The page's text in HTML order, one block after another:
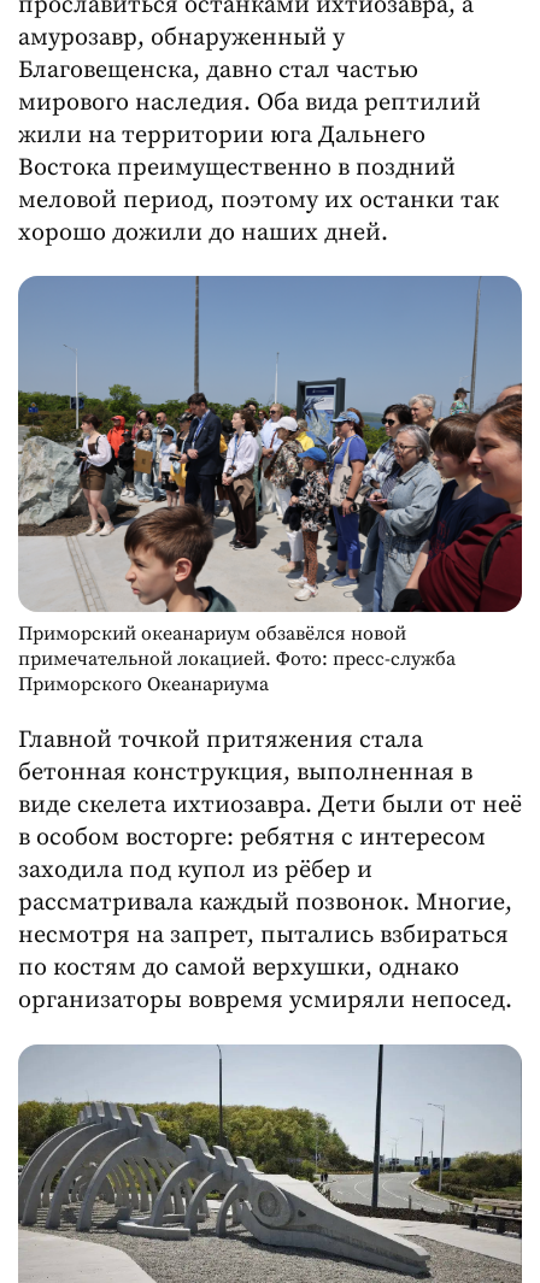
амурозавр, обнаруженный у
Благовещенска, давно стал частью
мирового наследия. Оба вида рептилий
жили на территории юга Дальнего
Востока преимущественно в поздний
меловой период, поэтому их останки так
хорошо дожили до наших дней.
Приморский океанариум обзавёлся новой
примечательной локацией. Фото: пресс-служба
Приморского Океанариума
Главной точкой притяжения стала
бетонная конструкция, выполненная в
виде скелета ихтиозавра. Дети были от неё
в особом восторге: ребятня с интересом
заходила под купол из рёбер и
рассматривала каждый позвонок. Многие,
несмотря на запрет, пытались взбираться
по костям до самой верхушки, однако
организаторы вовремя усмиряли непосед.